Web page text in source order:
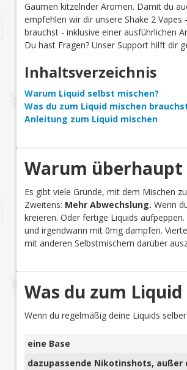
Gaumen kitzelnder Aromen. Damit du
empfehlen wir dir unsere Shake 2
brauchst - inklusive einer ausführlichen
Du hast Fragen? Unser Support hilft dir
Inhaltsverzeichnis
Warum Liquid selbst mischen?
Was du zum Liquid mischen
Anleitung zum Liquid mischen
Warum überhaupt
Es gibt viele Gründe, mit dem Mischen
Zweitens: Mehr Abwechslung. Wenn
kreieren. Oder fertige Liquids
und irgendwann mit 0mg dampfen.
mit anderen Selbstmischern darüber
Was du zum
Wenn du regelmäßig deine Liquids
eine Base
dazupassende Nikotinshots,